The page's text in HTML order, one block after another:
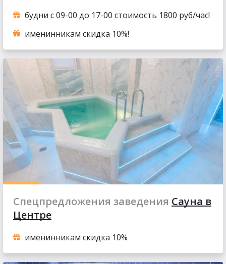
будни с 09-00 до 17-00 стоимость 1800 руб/час!
именинникам скидка 10%!
Спецпредложения заведения Сауна в
Центре
именинникам скидка 10%